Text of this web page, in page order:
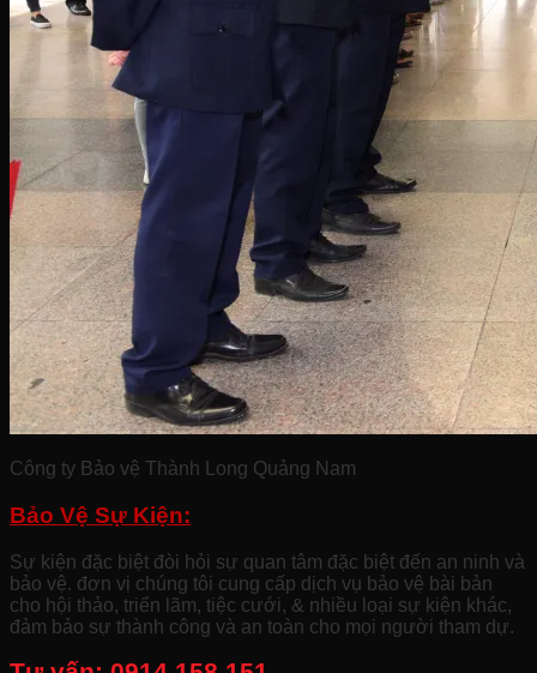
Công ty Bảo vệ Thành Long Quảng Nam
Bảo Vệ Sự Kiện:
Sự kiện đặc biệt đòi hỏi sự quan tâm đặc biệt đến an ninh và
bảo vệ. đơn vị chúng tôi cung cấp dịch vụ bảo vệ bài bản
cho hội thảo, triển lãm, tiệc cưới, & nhiều loại sự kiện khác,
đảm bảo sự thành công và an toàn cho mọi người tham dự.